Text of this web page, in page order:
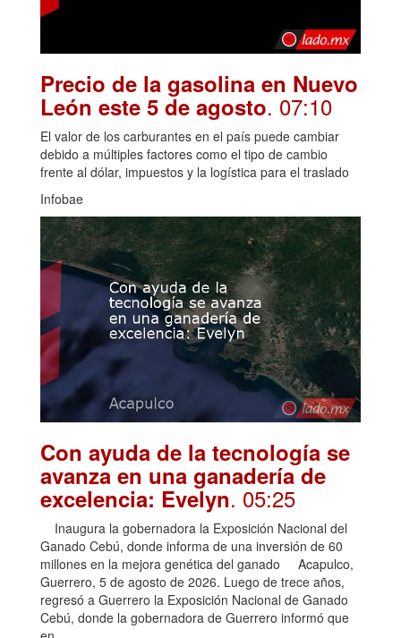
Precio de la gasolina en Nuevo
León este 5 de agosto. 07:10
El valor de los carburantes en el país puede cambiar
debido a múltiples factores como el tipo de cambio
frente al dólar, impuestos y la logística para el traslado
Infobae
Con ayuda de la tecnología se
avanza en una ganadería de
excelencia: Evelyn. 05:25
Inaugura la gobernadora la Exposición Nacional del
Ganado Cebú, donde informa de una inversión de 60
millones en la mejora genética del ganado Acapulco,
Guerrero, 5 de agosto de 2026. Luego de trece años,
regresó a Guerrero la Exposición Nacional de Ganado
Cebú, donde la gobernadora de Guerrero informó que